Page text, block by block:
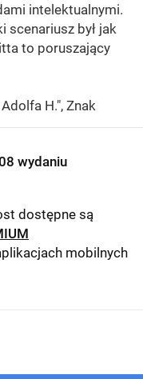
intelektualnymi.
scenariusz był jak
to poruszający
H.", Znak
wydaniu
dostępne są
mobilnych